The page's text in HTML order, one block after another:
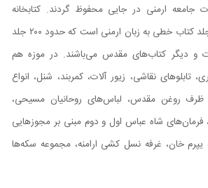
جامعه ارمنی در جایی محفوظ گردند. کتابخانه
کلیسای وانک شامل ۷۱۰ جلد کتاب خطی به زبان ارمنی است که حدود ۲۰۰ جلد
و دیگر کتاب‌های مقدس می‌باشند. در موزه هم
تابلوهای نقاشی، زیور آلات، کمربند، شنل، انواع
روغن مقدس، لباس‌های روحانیان مسیحی،
فرمان‌های شاه عباس اول و دوم مبنی بر مجوز‌هایی
یپرم خان، غرفه نسل کشی ارامنه، مجموعه سکه‌ها